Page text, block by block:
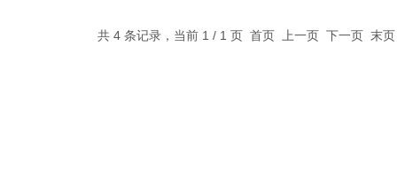
共 4 条记录，当前 1 / 1 页 首页 上一页 下一页 末